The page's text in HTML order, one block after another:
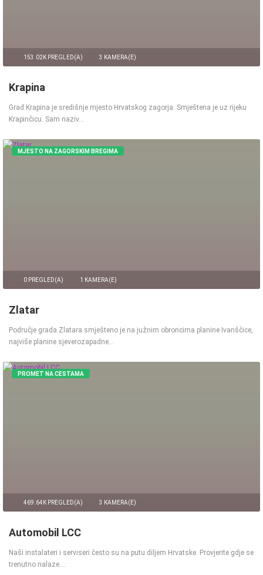
153.02K PREGLED(A) 3 KAMERA(E)
Krapina
Grad Krapina je središnje mjesto Hrvatskog zagorja. Smještena je uz rijeku
Krapinčicu. Sam naziv…
0 PREGLED(A) 1 KAMERA(E)
MJESTO NA ZAGORSKIM BREGIMA
Zlatar
Područje grada Zlatara smješteno je na južnim obroncima planine Ivanščice,
najviše planine sjeverozapadne…
469.64K PREGLED(A) 3 KAMERA(E)
PROMET NA CESTAMA
Automobil LCC
Naši instalateri i serviseri često su na putu diljem Hrvatske. Provjerite gdje se
trenutno nalaze.…